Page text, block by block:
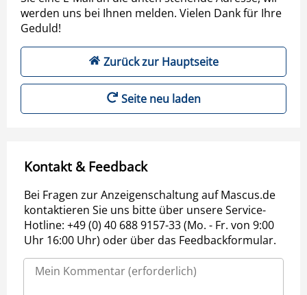
werden uns bei Ihnen melden. Vielen Dank für Ihre
Geduld!
Zurück zur Hauptseite
Seite neu laden
Kontakt & Feedback
Bei Fragen zur Anzeigenschaltung auf Mascus.de
kontaktieren Sie uns bitte über unsere Service-
Hotline: +49 (0) 40 688 9157-33 (Mo. - Fr. von 9:00
Uhr 16:00 Uhr) oder über das Feedbackformular.